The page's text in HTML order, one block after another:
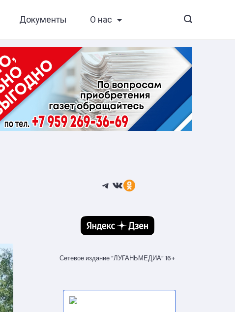
Документы О нас
Telegram
ВКонтакте
Ссылка
Сетевое издание “ЛУГАНЬМЕДИА” 16+